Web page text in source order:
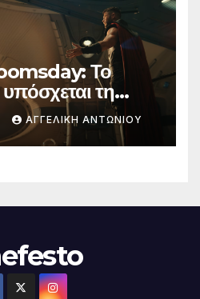
Το
τη
στην ιστορία
ΑΓΓΕΛΙΚΉ ΑΝΤΩΝΊΟΥ